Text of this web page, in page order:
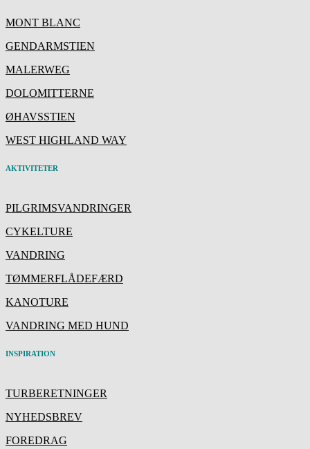
MONT BLANC
GENDARMSTIEN
MALERWEG
DOLOMITTERNE
ØHAVSSTIEN
WEST HIGHLAND WAY
AKTIVITETER
PILGRIMSVANDRINGER
CYKELTURE
VANDRING
TØMMERFLÅDEFÆRD
KANOTURE
VANDRING MED HUND
INSPIRATION
TURBERETNINGER
NYHEDSBREV
FOREDRAG